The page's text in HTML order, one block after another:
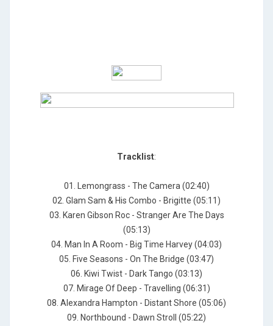
Tracklist:
01. Lemongrass - The Camera (02:40)
02. Glam Sam & His Combo - Brigitte (05:11)
03. Karen Gibson Roc - Stranger Are The Days
(05:13)
04. Man In A Room - Big Time Harvey (04:03)
05. Five Seasons - On The Bridge (03:47)
06. Kiwi Twist - Dark Tango (03:13)
07. Mirage Of Deep - Travelling (06:31)
08. Alexandra Hampton - Distant Shore (05:06)
09. Northbound - Dawn Stroll (05:22)